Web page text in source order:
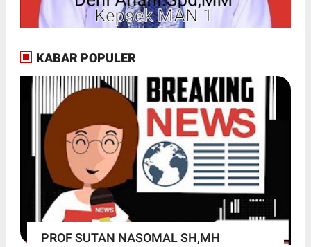
KABAR POPULER
PROF SUTAN NASOMAL SH,MH